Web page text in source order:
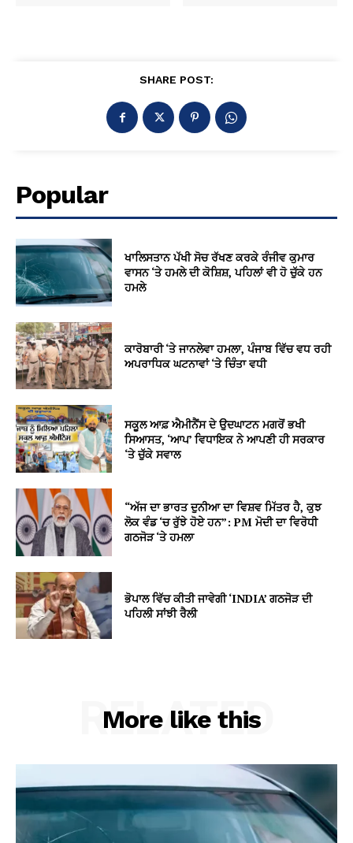
SHARE POST:
Popular
ਖਾਲਿਸਤਾਨ ਪੱਖੀ ਸੋਚ ਰੱਖਣ ਕਰਕੇ ਰੰਜੀਵ ਕੁਮਾਰ
ਵਾਸਨ ‘ਤੇ ਹਮਲੇ ਦੀ ਕੋਸ਼ਿਸ਼, ਪਹਿਲਾਂ ਵੀ ਹੋ ਚੁੱਕੇ ਹਨ
ਹਮਲੇ
ਕਾਰੋਬਾਰੀ ‘ਤੇ ਜਾਨਲੇਵਾ ਹਮਲਾ, ਪੰਜਾਬ ਵਿੱਚ ਵਧ ਰਹੀ
ਅਪਰਾਧਿਕ ਘਟਨਾਵਾਂ ‘ਤੇ ਚਿੰਤਾ ਵਧੀ
ਸਕੂਲ ਆਫ਼ ਐਮੀਨੈਂਸ ਦੇ ਉਦਘਾਟਨ ਮਗਰੋਂ ਭਖੀ
ਸਿਆਸਤ, ‘ਆਪ’ ਵਿਧਾਇਕ ਨੇ ਆਪਣੀ ਹੀ ਸਰਕਾਰ
‘ਤੇ ਚੁੱਕੇ ਸਵਾਲ
“ਅੱਜ ਦਾ ਭਾਰਤ ਦੁਨੀਆ ਦਾ ਵਿਸ਼ਵ ਮਿੱਤਰ ਹੈ, ਕੁਝ
ਲੋਕ ਵੰਡ ‘ਚ ਰੁੱਝੇ ਹੋਏ ਹਨ”: PM ਮੋਦੀ ਦਾ ਵਿਰੋਧੀ
ਗਠਜੋੜ ‘ਤੇ ਹਮਲਾ
ਭੋਪਾਲ ਵਿੱਚ ਕੀਤੀ ਜਾਵੇਗੀ ‘INDIA’ ਗਠਜੋੜ ਦੀ
ਪਹਿਲੀ ਸਾਂਝੀ ਰੈਲੀ
More like this
RELATED